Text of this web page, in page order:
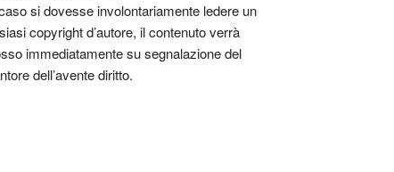
si dovesse involontariamente ledere un
copyright d’autore, il contenuto verrà
immediatamente su segnalazione del
dell’avente diritto.